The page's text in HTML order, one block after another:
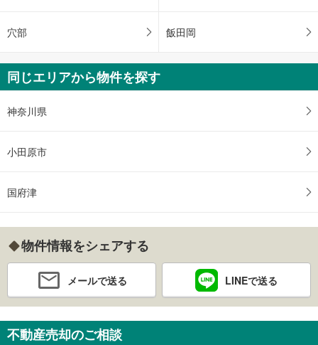
穴部 飯田岡
同じエリアから物件を探す
神奈川県
小田原市
国府津
物件情報をシェアする
メールで送る LINEで送る
不動産売却のご相談